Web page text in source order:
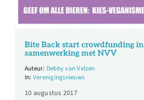
Over ons
Contact
Bite Back start crowdfunding in
samenwerking met NVV
Debby van Velzen
Verenigingsnieuws
10 augustus 2017